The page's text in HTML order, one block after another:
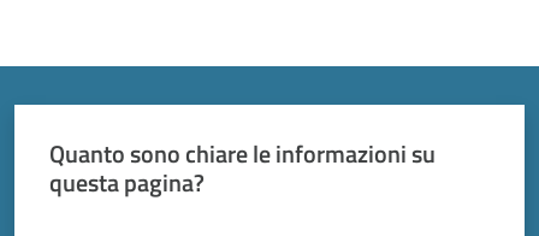
Quanto sono chiare le informazioni su
questa pagina?